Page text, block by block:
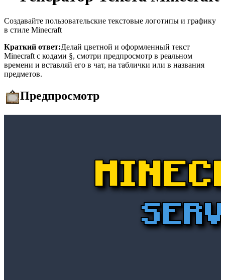
Создавайте пользовательские текстовые логотипы и графику
в стиле Minecraft
Краткий ответ:Делай цветной и оформленный текст
Minecraft с кодами §, смотри предпросмотр в реальном
времени и вставляй его в чат, на таблички или в названия
предметов.
Предпросмотр